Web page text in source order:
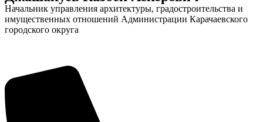
Начальник управления архитектуры, градостроительства и
имущественных отношений Администрации Карачаевского
городского округа